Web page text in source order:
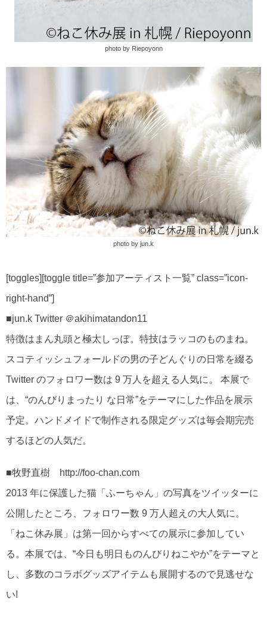
photo by Riepoyonn
photo by jun.k
[toggles][toggle title=”参加アーティスト一覧” class=”icon-
right-hand”]
■jun.k Twitter ＠akihimatandon11
特徴はまん丸頭と極太しっぽ。特技はラッコのものまね。
スコティッシュフォールドの男の子どんぐりの日常を綴る
Twitter のフォロワー数は 9 万人を超える人気に。 本展で
は、“のんびりまったり な日常”をテーマにした作品を展示
予定。ハンドメイドで制作される限定グッズは毎会期完売
するほどの人気だ。
■牧野直樹 http://foo-chan.com
2013 年に保護した猫「ふーちゃん」の写真をツイッターに
公開したところ、フォロワー数 9 万人超えの大人気に。
「ねこ休み展」は第一回からすべての展示に参加してい
る。本展では、“今日も明日ものんびりねこやか”をテーマと
し、多数のコラボグッズアイテムも展開するので見逃せな
い!